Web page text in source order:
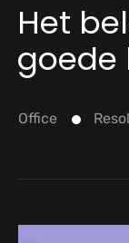
Het
goede
Office